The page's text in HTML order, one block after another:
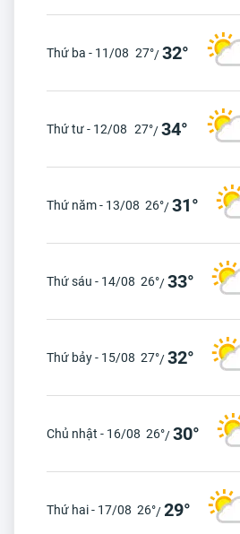
Thứ ba - 11/08 27°/32°
Thứ tư - 12/08 27°/34°
Thứ năm - 13/08 26°/31°
Thứ sáu - 14/08 26°/33°
Thứ bảy - 15/08 27°/32°
Chủ nhật - 16/08 26°/30°
Thứ hai - 17/08 26°/29°